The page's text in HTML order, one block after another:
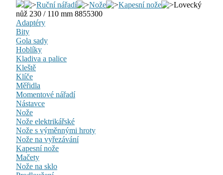
Ruční nářadí Nože Kapesní nože
Lovecký
nůž 230 / 110 mm 8855300
Adaptéry
Bity
Gola sady
Hoblíky
Kladiva a palice
Kleště
Klíče
Měřidla
Momentové nářadí
Nástavce
Nože
Nože elektrikářské
Nože s výměnnými hroty
Nože na vyřezávání
Kapesní nože
Mačety
Nože na sklo